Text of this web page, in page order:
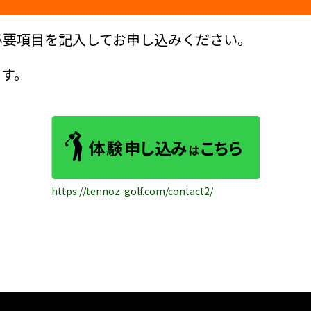
項目を記入してお申し込みください。
。
https://tennoz-golf.com/contact2/